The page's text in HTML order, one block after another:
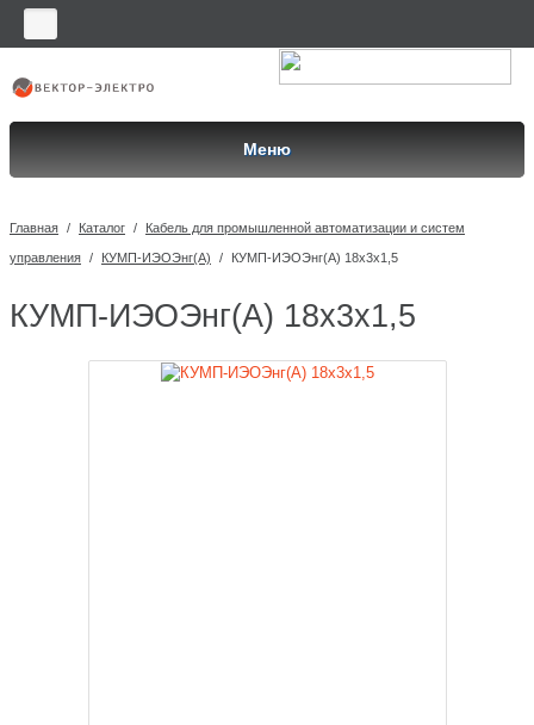
Меню
Главная / Каталог / Кабель для промышленной автоматизации и систем
управления / КУМП-ИЭОЭнг(A) / КУМП-ИЭОЭнг(A) 18x3x1,5
КУМП-ИЭОЭнг(A) 18x3x1,5